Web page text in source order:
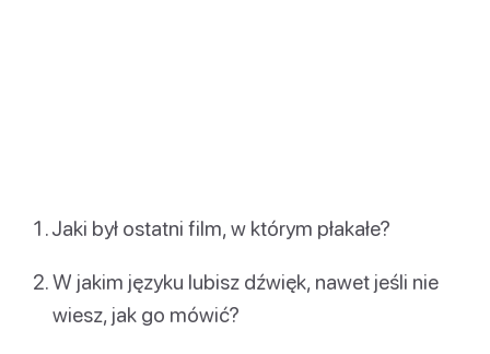
Jaki był ostatni film, w którym płakałe?
W jakim języku lubisz dźwięk, nawet jeśli nie
wiesz, jak go mówić?